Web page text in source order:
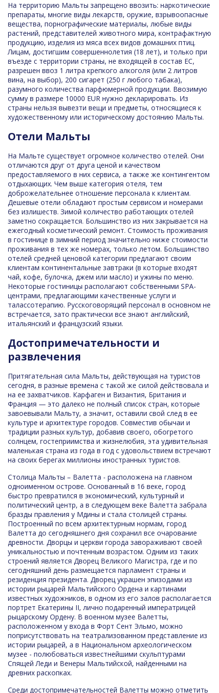
На территорию Мальты запрещено ввозить: наркотические
препараты, многие виды лекарств, оружие, взрывоопасные
вещества, порнографические материалы, любые виды
растений, представителей животного мира, контрафактную
продукцию, изделия из мяса всех видов домашних птиц.
Лицам, достигшим совершеннолетия (18 лет), и только при
въезде с территории страны, не входящей в состав ЕС,
разрешен ввоз 1 литра крепкого алкоголя (или 2 литров
вина, на выбор), 200 сигарет (250 г любого табака),
разумного количества парфюмерной продукции. Ввозимую
сумму в размере 10000 EUR нужно декларировать. Из
страны нельзя вывезти вещи и предметы, относящиеся к
художественному или историческому достоянию Мальты.
Отели Мальты
На Мальте существует огромное количество отелей. Они
отличаются друг от друга ценой и качеством
предоставляемого в них сервиса, а также же контингентом
отдыхающих. Чем выше категория отеля, тем
доброжелательнее отношение персонала к клиентам.
Дешевые отели обладают простым сервисом и номерами
без излишеств. Зимой количество работающих отелей
заметно сокращается. Большинство из них закрывается на
ежегодный косметический ремонт. Стоимость проживания
в гостинице в зимний период значительно ниже стоимости
проживания в тех же номерах, только летом. Большинство
отелей средней ценовой категории предлагают своим
клиентам континентальные завтраки (в которые входят
чай, кофе, булочка, джем или масло) и ужины по меню.
Некоторые гостиницы располагают собственными SPA-
центрами, предлагающими качественные услуги и
талассотерапию. Русскоговорящий персонал в основном не
встречается, зато практически все знают английский,
итальянский и французский языки.
Достопримечательности и
развлечения
Притягательная сила Мальты, действующая на туристов
сегодня, в разные времена с такой же силой действовала и
на ее захватчиков. Карфаген и Византия, Британия и
Франция — это далеко не полный список стран, которые
завоевывали Мальту, а значит, оставили свой след в ее
культуре и архитектуре городов. Совместив обычаи и
традиции разных культур, добавив своего, обогретого
солнцем, гостеприимства и жизнелюбия, эта удивительная
маленькая страна из года в год с удовольствием встречают
на своих берегах миллионы иностранных туристов.
Столица Мальты – Валетта - расположена на главном
одноименном острове. Основанный в 16 веке, город
быстро превратился в экономический, культурный и
политический центр, а в следующем веке Валетта забрала
бразды правления у Мдины и стала столицей страны.
Построенный по всем архитектурным нормам, город
Валетта до сегодняшнего дня сохранил все очарование
древности. Дворцы и церкви города завораживают своей
уникальностью и почтенным возрастом. Одним из таких
строений является Дворец Великого Магистра, где и по
сегодняшний день размещается парламент страны и
резиденция президента. Дворец украшен эпизодами из
истории рыцарей Мальтийского Ордена и картинами
известных художников, в одном из его залов располагается
портрет Екатерины II, лично подаренный императрицей
рыцарскому Ордену. В военном музее Валетты,
расположенном у входа в Форт Сент Эльмо, можно
поприсутствовать на театрализованном представление из
истории рыцарей, а в Национальном археологическом
музее - полюбоваться известнейшими скульптурами
Спящей Леди и Венеры Мальтийской, найденными на
древних раскопках.
Среди достопримечательностей Валетты можно отметить